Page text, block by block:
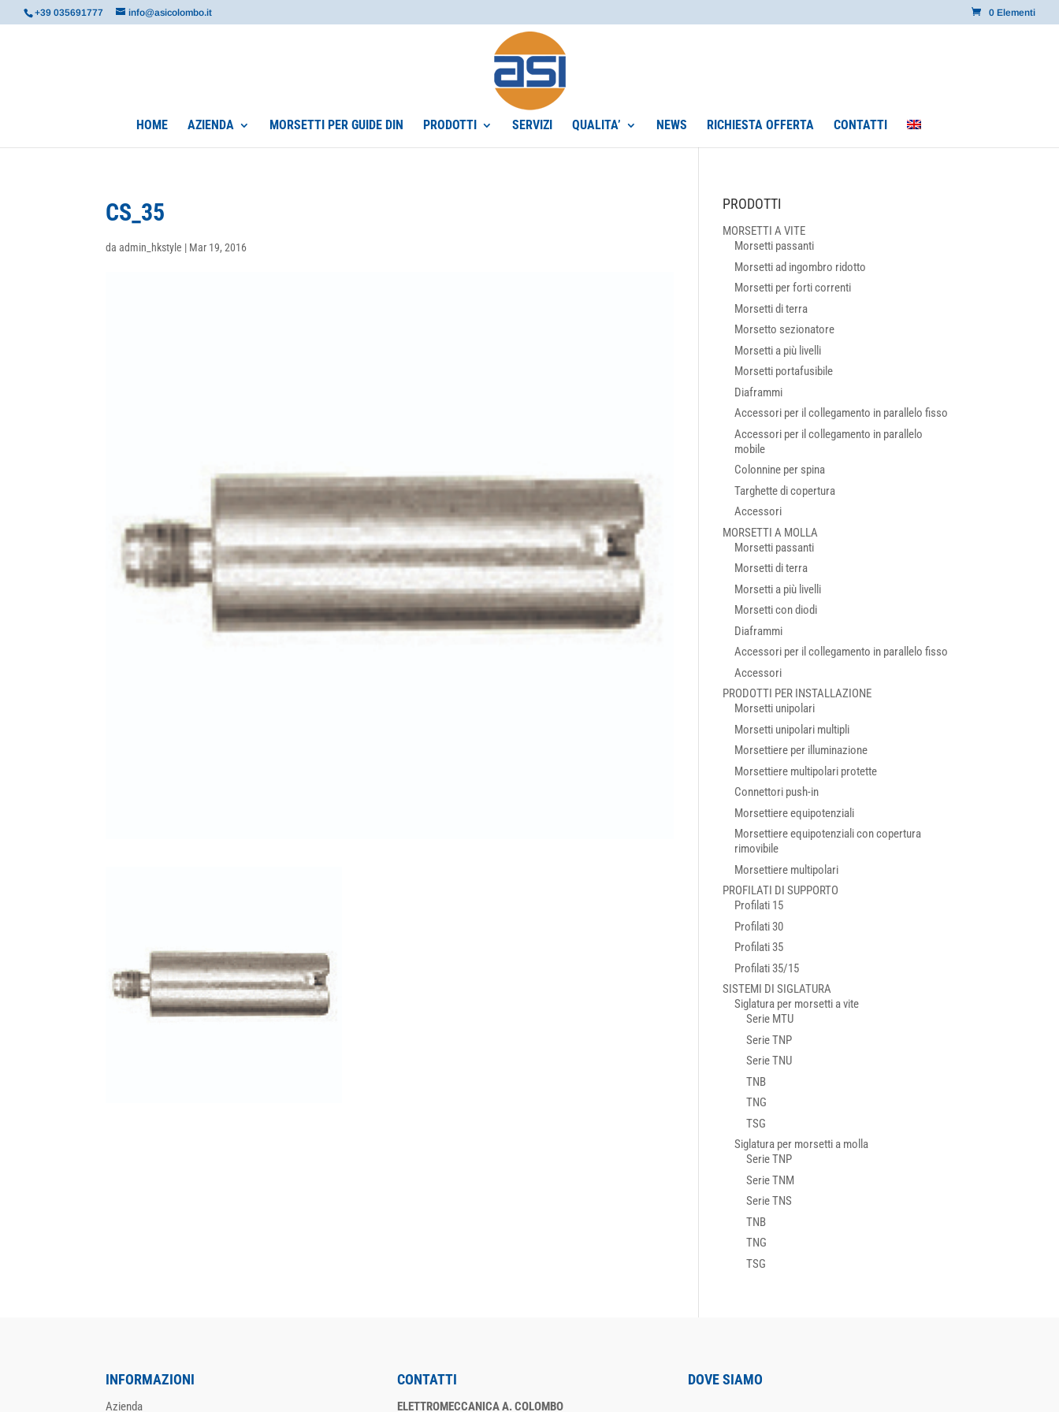
+39 035691777 info@asicolombo.it 0 Elementi
HOME AZIENDA MORSETTI PER GUIDE DIN PRODOTTI SERVIZI QUALITA’ NEWS RICHIESTA OFFERTA CONTATTI
CS_35
daadmin_hkstyle | Mar 19, 2016
PRODOTTI
MORSETTI A VITE
Morsetti passanti
Morsetti ad ingombro ridotto
Morsetti per forti correnti
Morsetti di terra
Morsetto sezionatore
Morsetti a più livelli
Morsetti portafusibile
Diaframmi
Accessori per il collegamento in parallelo fisso
Accessori per il collegamento in parallelo
mobile
Colonnine per spina
Targhette di copertura
Accessori
MORSETTI A MOLLA
Morsetti passanti
Morsetti di terra
Morsetti a più livelli
Morsetti con diodi
Diaframmi
Accessori per il collegamento in parallelo fisso
Accessori
PRODOTTI PER INSTALLAZIONE
Morsetti unipolari
Morsetti unipolari multipli
Morsettiere per illuminazione
Morsettiere multipolari protette
Connettori push-in
Morsettiere equipotenziali
Morsettiere equipotenziali con copertura
rimovibile
Morsettiere multipolari
PROFILATI DI SUPPORTO
Profilati 15
Profilati 30
Profilati 35
Profilati 35/15
SISTEMI DI SIGLATURA
Siglatura per morsetti a vite
Serie MTU
Serie TNP
Serie TNU
TNB
TNG
TSG
Siglatura per morsetti a molla
Serie TNP
Serie TNM
Serie TNS
TNB
TNG
TSG
INFORMAZIONI
Azienda
CONTATTI
ELETTROMECCANICA A. COLOMBO
DOVE SIAMO